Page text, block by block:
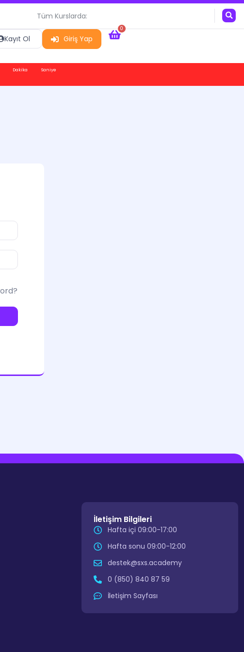
Tüm Kurslarda:
Kayıt Ol Giriş Yap
0
Dakika Saniye
İletişim Bilgileri
Hafta içi 09:00-17:00
Hafta sonu 09:00-12:00
destek@sxs.academy
0 (850) 840 87 59
İletişim Sayfası